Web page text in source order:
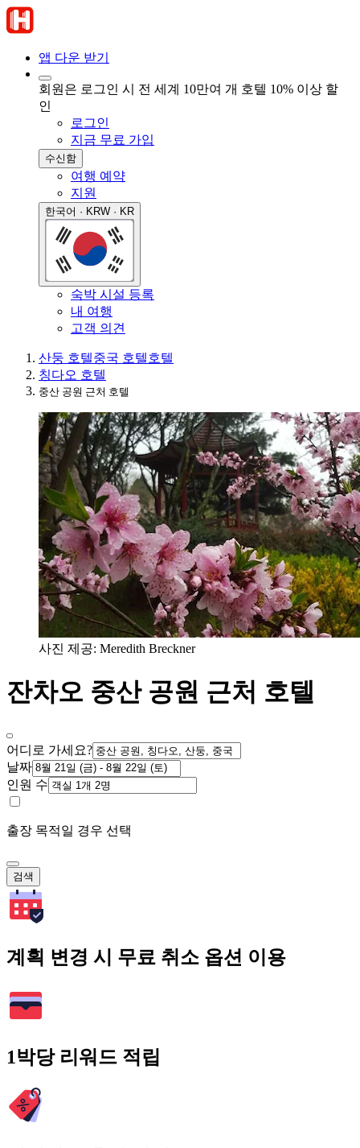
앱 다운 받기
회원은 로그인 시 전 세계 10만여 개 호텔 10% 이상 할
인
로그인
지금 무료 가입
수신함
여행 예약
지원
한국어 · KRW · KR
숙박 시설 등록
내 여행
고객 의견
산둥 호텔중국 호텔호텔
칭다오 호텔
중산 공원 근처 호텔
사진 제공: Meredith Breckner
잔차오 중산 공원 근처 호텔
어디로 가세요?
날짜
인원 수
출장 목적일 경우 선택
검색
계획 변경 시 무료 취소 옵션 이용
1박당 리워드 적립